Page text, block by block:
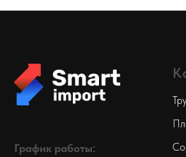
График работы: